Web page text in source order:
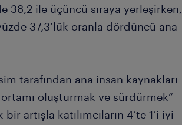
38,2 ile üçüncü sıraya yerleşirken,
37,3’lük oranla dördüncü ana
tarafından ana insan kaynakları
oluşturmak ve sürdürmek”
artışla katılımcıların 4’te 1’i iyi